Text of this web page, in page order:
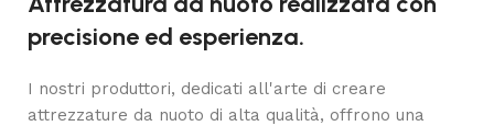
precisione ed esperienza.
I nostri produttori, dedicati all'arte di creare
attrezzature da nuoto di alta qualità, offrono una